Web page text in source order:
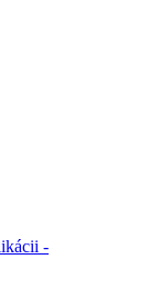
-